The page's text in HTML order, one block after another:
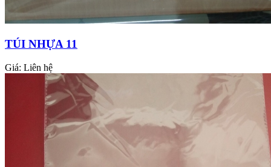
TÚI NHỰA 11
Giá: Liên hệ